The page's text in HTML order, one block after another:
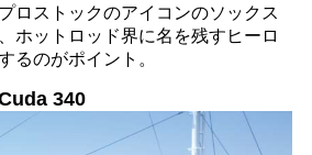
ロストックのアイコンのソックス
ホットロッド界に名を残すヒーロ
るのがポイント。
340